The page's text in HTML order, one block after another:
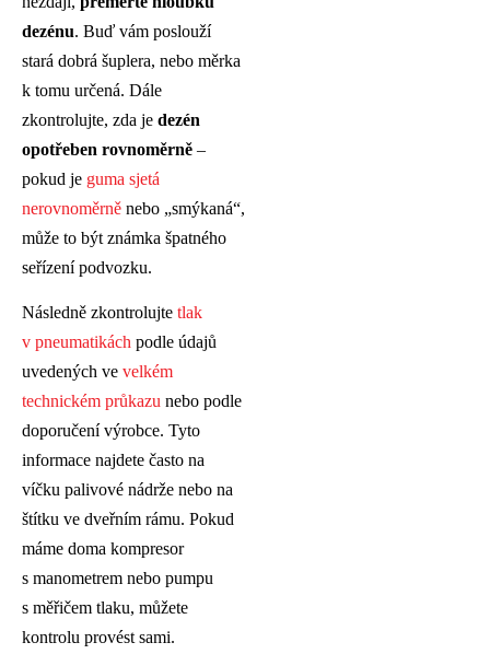
dezénu. Buď vám poslouží
stará dobrá šuplera, nebo měrka
k tomu určená. Dále
zkontrolujte, zda je dezén
opotřeben rovnoměrně –
pokud je guma sjetá
nerovnoměrně nebo „smýkaná“,
může to být známka špatného
seřízení podvozku.
Následně zkontrolujte tlak
v pneumatikách podle údajů
uvedených ve velkém
technickém průkazu nebo podle
doporučení výrobce. Tyto
informace najdete často na
víčku palivové nádrže nebo na
štítku ve dveřním rámu. Pokud
máme doma kompresor
s manometrem nebo pumpu
s měřičem tlaku, můžete
kontrolu provést sami.